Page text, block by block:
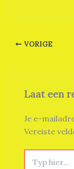
VORIGE
Laat een
Je e-
Vereiste
hier...